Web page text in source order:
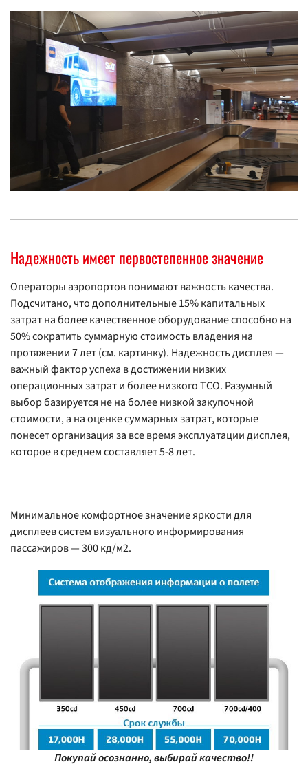
Надежность имеет первостепенное значение
Операторы аэропортов понимают важность качества.
Подсчитано, что дополнительные 15% капитальных
затрат на более качественное оборудование способно на
50% сократить суммарную стоимость владения на
протяжении 7 лет (см. картинку). Надежность дисплея —
важный фактор успеха в достижении низких
операционных затрат и более низкого TCO. Разумный
выбор базируется не на более низкой закупочной
стоимости, а на оценке суммарных затрат, которые
понесет организация за все время эксплуатации дисплея,
которое в среднем составляет 5-8 лет.
Минимальное комфортное значение яркости для
дисплеев систем визуального информирования
пассажиров — 300 кд/м2.
Покупай осознанно, выбирай качество!!